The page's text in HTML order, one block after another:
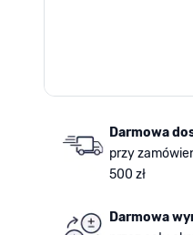
Darmowa
przy
500 zł
Darmowa